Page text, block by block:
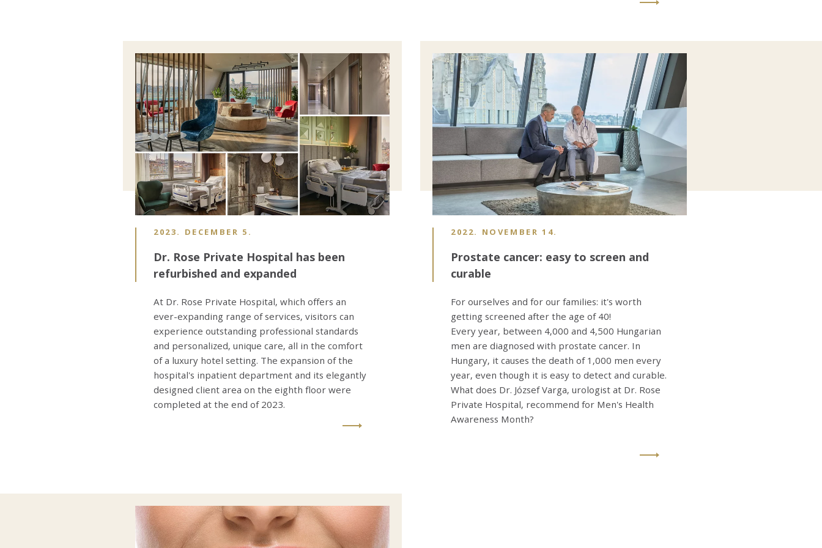
Image
2023. DECEMBER 5.
Dr. Rose Private Hospital has been
refurbished and expanded
At Dr. Rose Private Hospital, which offers an
ever-expanding range of services, visitors can
experience outstanding professional standards
and personalized, unique care, all in the comfort
of a luxury hotel setting. The expansion of the
hospital's inpatient department and its elegantly
designed client area on the eighth floor were
completed at the end of 2023.
Image
2022. NOVEMBER 14.
Prostate cancer: easy to screen and
curable
For ourselves and for our families: it's worth
getting screened after the age of 40!
Every year, between 4,000 and 4,500 Hungarian
men are diagnosed with prostate cancer. In
Hungary, it causes the death of 1,000 men every
year, even though it is easy to detect and curable.
What does Dr. József Varga, urologist at Dr. Rose
Private Hospital, recommend for Men's Health
Awareness Month?
Image